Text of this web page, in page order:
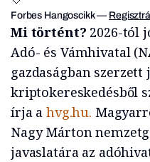
Forbes Hangoscikk—
Mi történt? 2026-tól
Adó- és Vámhivatal
gazdaságban
kriptokereskedésből
írja a hvg.hu.
Nagy Márton
javaslatára az